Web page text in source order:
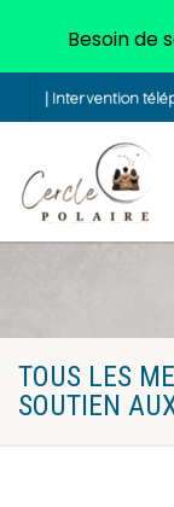
| Intervention
TOUS LES
SOUTIEN
Besoin de